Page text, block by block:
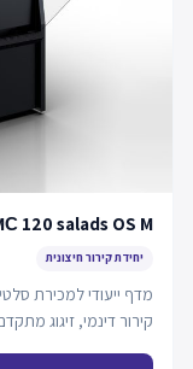
120 salads OS M
יחידת קירור חיצונית
מדף ייעודי למכירת
קירור דינמי, זיגוג